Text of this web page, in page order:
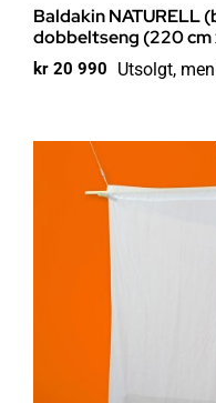
Baldakin NATURELL
dobbeltseng (220 cm
kr 20 990 Utsolgt,